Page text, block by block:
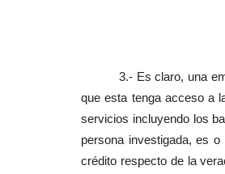
3.- Es claro, una
que esta tenga acceso a
servicios incluyendo los
persona investigada, es
crédito respecto de la